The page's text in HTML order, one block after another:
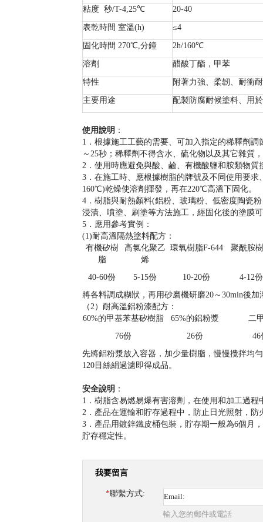
粘度 秒/T-4,25℃ 20-40
表乾時間 室溫(h) ≤4
固化時間 270℃,分鐘 2h/160℃
溶劑 醋酸丁酯，甲苯
特性 附著力強、柔韌、耐衝
主要用途 配製防腐耐候塗料、用
使用說明 ：
1．根據施工工藝的需要、可加入指定的稀釋劑
～25秒；稀釋劑不得含水、硫化物以及其它雜質
2．使用時應避免與酸、鹼、有機酸鹽和胺類物
3．在施工時、應根據樹脂的牌號及不同使用要
160℃)乾燥使溶劑揮發，再在220℃高溫下固化。
4．樹脂與耐熱顏料(鋁粉、玻璃粉、低密度陶瓷
浸漬、噴塗、刷塗等方法施工，經固化後的塗膜
5．應用參考實例：
(1)耐高溫隔熱塗料配方：
有機矽樹
脂
高氯化聚乙
烯
環氧樹脂F-644 聚酰胺
40-60份 5-15份 10-20份 4-12份
將各料調成糊狀，再用砂磨機研磨20～30min後
（2）耐高溫鋁粉漆配方：
60%的甲基苯基矽樹脂
65%的鋁粉漿
二
76份 26份 46
先將鋁粉漿放入容器，加少量樹脂，慢慢攪拌均
120目絲絹過濾即得成品。
安全說明 ：
1．樹脂含易燃易爆有害溶劑，在使用和加工過
2．產品在運輸和貯存過程中，防止日光照射，防
3．產品用鍍鋅鐵皮桶包裝，貯存期一般為6個月
貯存穩定性。
我要留言
*聯繫方式:
輸入您的郵件或電話